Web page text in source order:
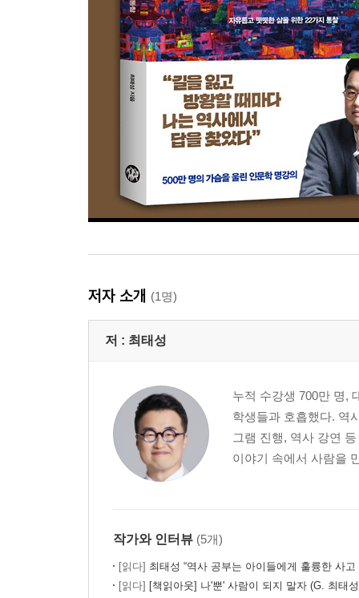
저자 소개 (1명)
저 : 최태성
누적 수강생 700만 명,
학생들과 호흡했다. 역
그램 진행, 역사 강연
이야기 속에서 사람을
작가와 인터뷰 (5개)
[읽다] 최태성 “역사 공부는 아이들에게 훌륭한 사고 훈
[읽다] [책읽아웃] 나'뿐' 사람이 되지 말자 (G. 최태